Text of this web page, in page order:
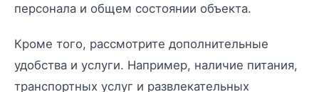
персонала и общем состоянии объекта.
Кроме того, рассмотрите дополнительные
удобства и услуги. Например, наличие питания,
транспортных услуг и развлекательных